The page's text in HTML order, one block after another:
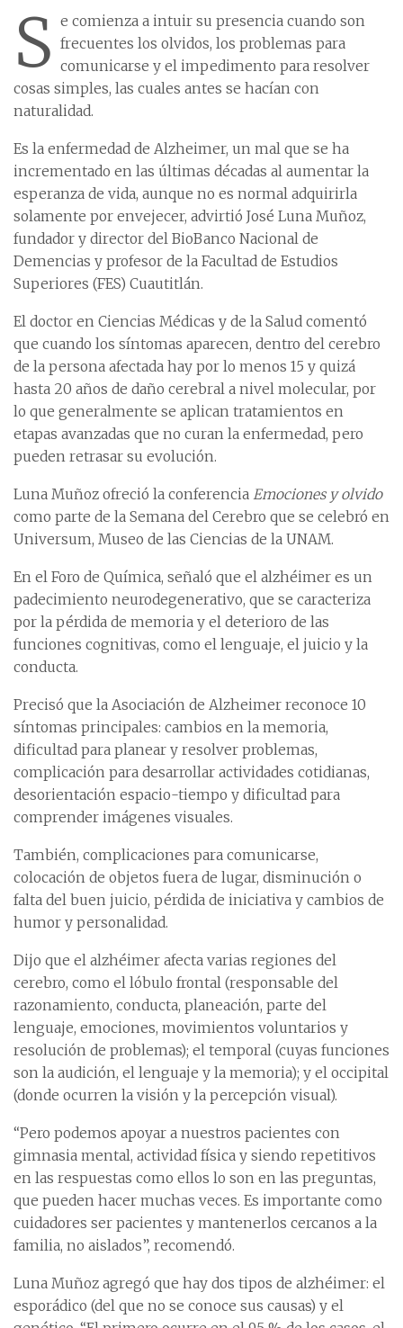
S e comienza a intuir su presencia cuando son
frecuentes los olvidos, los problemas para
comunicarse y el impedimento para resolver
cosas simples, las cuales antes se hacían con
naturalidad.
Es la enfermedad de Alzheimer, un mal que se ha
incrementado en las últimas décadas al aumentar la
esperanza de vida, aunque no es normal adquirirla
solamente por envejecer, advirtió José Luna Muñoz,
fundador y director del BioBanco Nacional de
Demencias y profesor de la Facultad de Estudios
Superiores (FES) Cuautitlán.
El doctor en Ciencias Médicas y de la Salud comentó
que cuando los síntomas aparecen, dentro del cerebro
de la persona afectada hay por lo menos 15 y quizá
hasta 20 años de daño cerebral a nivel molecular, por
lo que generalmente se aplican tratamientos en
etapas avanzadas que no curan la enfermedad, pero
pueden retrasar su evolución.
Luna Muñoz ofreció la conferencia Emociones y olvido
como parte de la Semana del Cerebro que se celebró en
Universum, Museo de las Ciencias de la UNAM.
En el Foro de Química, señaló que el alzhéimer es un
padecimiento neurodegenerativo, que se caracteriza
por la pérdida de memoria y el deterioro de las
funciones cognitivas, como el lenguaje, el juicio y la
conducta.
Precisó que la Asociación de Alzheimer reconoce 10
síntomas principales: cambios en la memoria,
dificultad para planear y resolver problemas,
complicación para desarrollar actividades cotidianas,
desorientación espacio-tiempo y dificultad para
comprender imágenes visuales.
También, complicaciones para comunicarse,
colocación de objetos fuera de lugar, disminución o
falta del buen juicio, pérdida de iniciativa y cambios de
humor y personalidad.
Dijo que el alzhéimer afecta varias regiones del
cerebro, como el lóbulo frontal (responsable del
razonamiento, conducta, planeación, parte del
lenguaje, emociones, movimientos voluntarios y
resolución de problemas); el temporal (cuyas funciones
son la audición, el lenguaje y la memoria); y el occipital
(donde ocurren la visión y la percepción visual).
“Pero podemos apoyar a nuestros pacientes con
gimnasia mental, actividad física y siendo repetitivos
en las respuestas como ellos lo son en las preguntas,
que pueden hacer muchas veces. Es importante como
cuidadores ser pacientes y mantenerlos cercanos a la
familia, no aislados”, recomendó.
Luna Muñoz agregó que hay dos tipos de alzhéimer: el
esporádico (del que no se conoce sus causas) y el